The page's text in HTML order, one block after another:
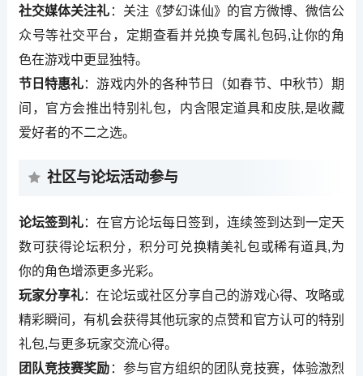
社交媒体关注礼 ：关注《梦幻诛仙》的官方微博、微信公
众号等社交平台，定期查看并兑换专属礼包码,让你的角
色在游戏中更显独特。
节日特惠礼：游戏内外的各种节日（如春节、中秋节）期
间，官方会推出特别礼包，内含限定道具和皮肤,是收藏
爱好者的不二之选。
社区与论坛活动参与
论坛签到礼：在官方论坛每日签到，连续签到达到一定天
数可获得论坛积分，积分可兑换精美礼包或稀有道具,为
你的角色增添更多光彩。
玩家分享礼：在论坛或社区分享自己的游戏心得、攻略或
精彩瞬间，有机会获得其他玩家的点赞和官方认可的特别
礼包,与更多玩家交流心得。
团队竞技赛奖励 ：参与官方组织的团队竞技赛，体验激烈